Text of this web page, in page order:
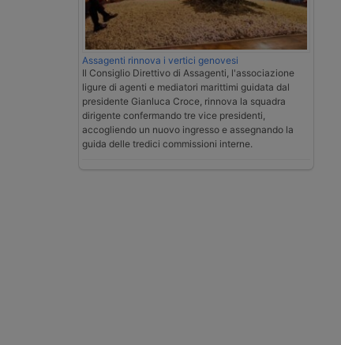
Assagenti rinnova i vertici genovesi
Il Consiglio Direttivo di Assagenti, l'associazione
ligure di agenti e mediatori marittimi guidata dal
presidente Gianluca Croce, rinnova la squadra
dirigente confermando tre vice presidenti,
accogliendo un nuovo ingresso e assegnando la
guida delle tredici commissioni interne.